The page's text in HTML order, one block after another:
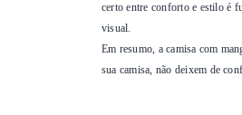
certo entre conforto e estilo é
visual.
Em resumo, a camisa com
sua camisa, não deixem de